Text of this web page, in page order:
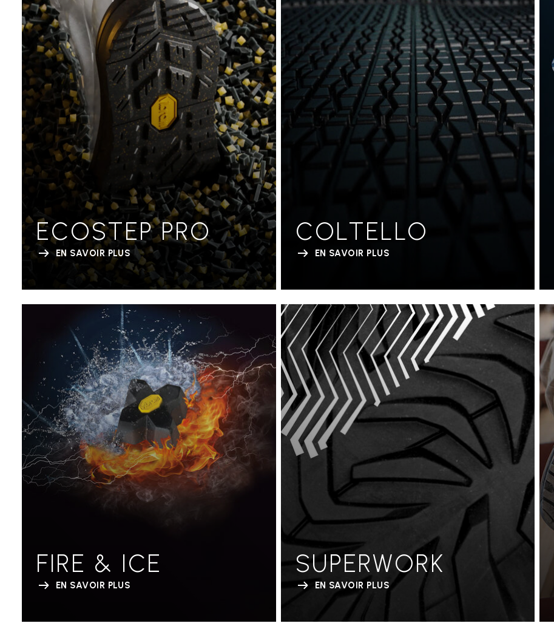
ECOSTEP PRO
EN SAVOIR PLUS
COLTELLO
EN SAVOIR PLUS
FIRE & ICE
EN SAVOIR PLUS
SUPERWORK
EN SAVOIR PLUS